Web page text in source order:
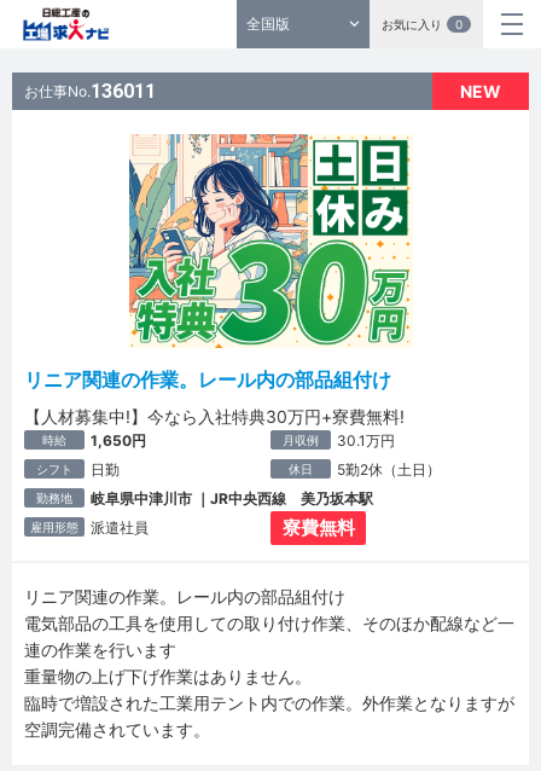
全国版 お気に入り 0
NEW
お仕事No.136011
リニア関連の作業。レール内の部品組付け
【人材募集中!】今なら入社特典30万円+寮費無料!
時給 1,650円 月収例 30.1万円
シフト 日勤 休日 5勤2休（土日）
勤務地 岐阜県中津川市 ｜JR中央西線 美乃坂本駅
雇用形態 派遣社員 寮費無料
リニア関連の作業。レール内の部品組付け
電気部品の工具を使用しての取り付け作業、そのほか配線など一
連の作業を行います
重量物の上げ下げ作業はありません。
臨時で増設された工業用テント内での作業。外作業となりますが
空調完備されています。